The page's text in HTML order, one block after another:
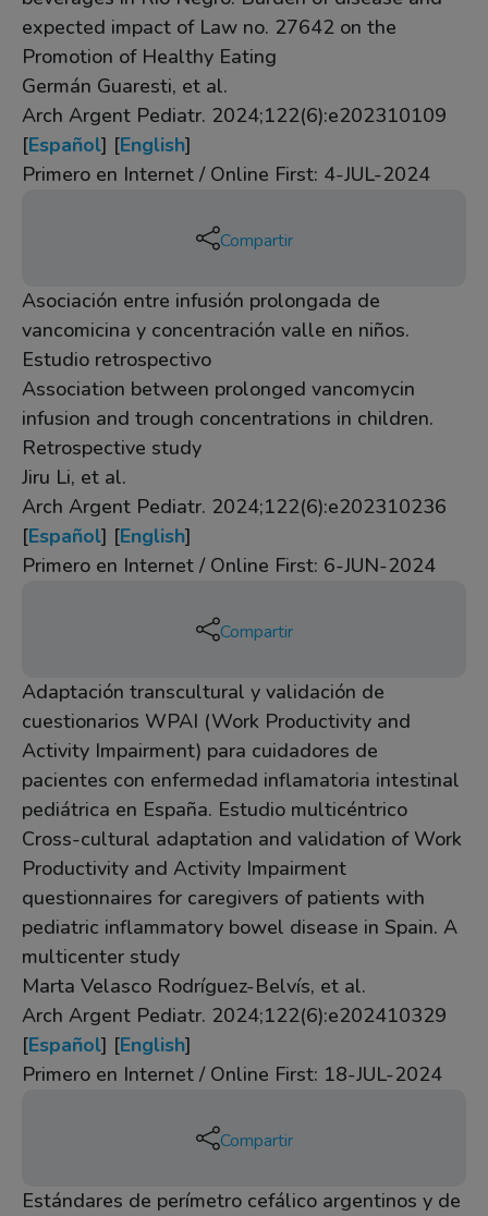
expected impact of Law no. 27642 on the
Promotion of Healthy Eating
Germán Guaresti, et al.
Arch Argent Pediatr. 2024;122(6):e202310109
[Español] [English]
Primero en Internet / Online First: 4-JUL-2024
Compartir
Asociación entre infusión prolongada de
vancomicina y concentración valle en niños.
Estudio retrospectivo
Association between prolonged vancomycin
infusion and trough concentrations in children.
Retrospective study
Jiru Li, et al.
Arch Argent Pediatr. 2024;122(6):e202310236
[Español] [English]
Primero en Internet / Online First: 6-JUN-2024
Compartir
Adaptación transcultural y validación de
cuestionarios WPAI (Work Productivity and
Activity Impairment) para cuidadores de
pacientes con enfermedad inflamatoria intestinal
pediátrica en España. Estudio multicéntrico
Cross-cultural adaptation and validation of Work
Productivity and Activity Impairment
questionnaires for caregivers of patients with
pediatric inflammatory bowel disease in Spain. A
multicenter study
Marta Velasco Rodríguez-Belvís, et al.
Arch Argent Pediatr. 2024;122(6):e202410329
[Español] [English]
Primero en Internet / Online First: 18-JUL-2024
Compartir
Estándares de perímetro cefálico argentinos y de